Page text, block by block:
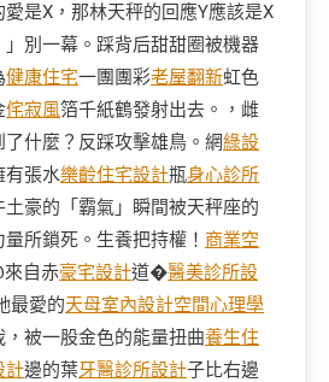
是X，那林天秤的回應Y應該是X
別一幕。踩背后甜甜圈被機器
健康住宅一團團彩老屋翻新虹色
侘寂風箔千紙鶴發射出去。，雌
什麼？反踩攻擊雄鳥。網綠設
有張水樂齡住宅設計瓶身心診所
土豪的「霸氣」瞬間被天秤座的
量所鎖死。生養把持權！ 商業空
來自赤豪宅設計道�醫美診所設
最愛的天母室內設計空間心理學
被一股金色的能量扭曲養生住
計邊的葉牙醫診所設計子比右邊